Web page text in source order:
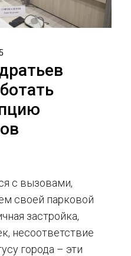
с вызовами,
своей парковой
застройка,
несоответствие
города – эти